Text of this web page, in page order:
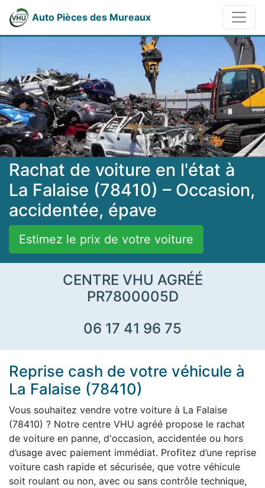
Auto Pièces des Mureaux
Rachat de voiture en l'état à
La Falaise (78410) – Occasion,
accidentée, épave
Estimez le prix de votre voiture
CENTRE VHU AGRÉÉ
PR7800005D
06 17 41 96 75
Reprise cash de votre véhicule à
La Falaise (78410)
Vous souhaitez vendre votre voiture à La Falaise
(78410) ? Notre centre VHU agréé propose le rachat
de voiture en panne, d'occasion, accidentée ou hors
d’usage avec paiement immédiat. Profitez d’une reprise
voiture cash rapide et sécurisée, que votre véhicule
soit roulant ou non, avec ou sans contrôle technique,